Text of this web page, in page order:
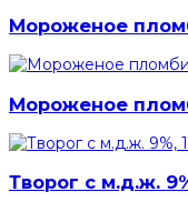
Мороженое
Мороженое
Творог с м.д.ж.